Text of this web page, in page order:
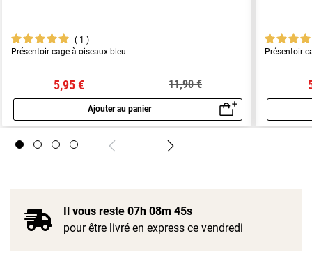
1
Présentoir cage à oiseaux bleu
5,95 € 11,90 €
Ajouter au panier
Aperçu rapide
Présentoir
Il vous reste 07h 08m 45s
pour être livré en express ce vendredi